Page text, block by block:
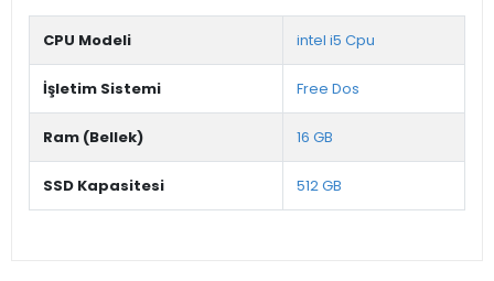
CPU Modeli intel i5 Cpu
İşletim Sistemi Free Dos
Ram (Bellek) 16 GB
SSD Kapasitesi 512 GB